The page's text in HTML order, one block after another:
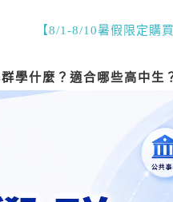
【8/1-8/10暑假限定購
學什麼？適合哪些高中生